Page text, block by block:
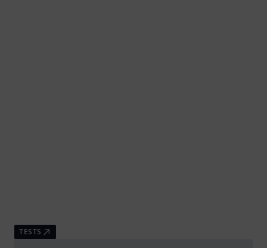
TESTS